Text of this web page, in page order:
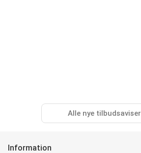
Alle nye tilbudsaviser
Information